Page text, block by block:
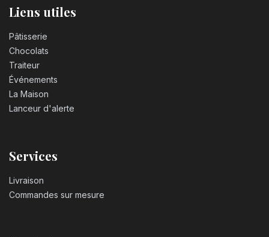
Liens utiles
Pâtisserie
Chocolats
Traiteur
Événements
La Maison
Lanceur d'alerte
Services
Livraison
Commandes sur mesure